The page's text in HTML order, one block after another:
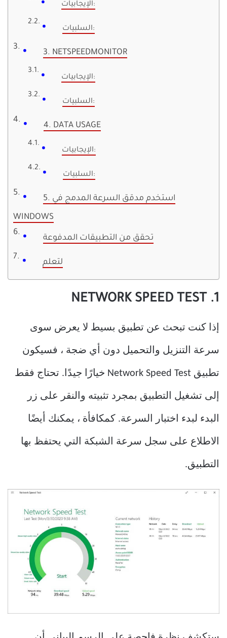
الإيجابيات:
السلبيات:
3. NETSPEEDMONITOR
الإيجابيات:
السلبيات:
4. DATA USAGE
الإيجابيات:
السلبيات:
5. استخدم مدقق السرعة المدمج في
WINDOWS
تحقق من التطبيقات المدفوعة
لتعلم
1. NETWORK SPEED TEST
إذا كنت تبحث عن تطبيق بسيط لا يعرض سوى
سرعة التنزيل والتحميل دون أي ضجة ، فسيكون
تطبيق Network Speed Test خيارًا جيدًا. تحتاج فقط
إلى تشغيل التطبيق بمجرد تثبيته والنقر على زر
البدء لبدء اختبار السرعة. كمكافأة ، يمكنك أيضًا
الاطلاع على سجل سرعة الشبكة التي يحتفظ بها
التطبيق.